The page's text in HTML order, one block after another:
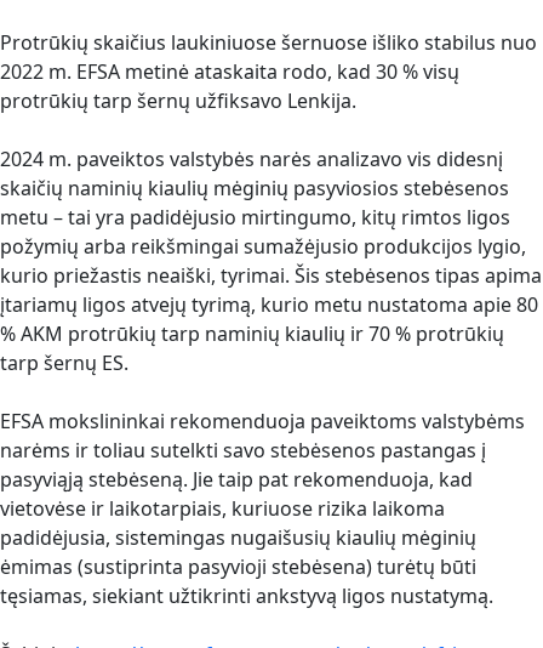
Protrūkių skaičius laukiniuose šernuose išliko stabilus nuo
2022 m. EFSA metinė ataskaita rodo, kad 30 % visų
protrūkių tarp šernų užfiksavo Lenkija.
2024 m. paveiktos valstybės narės analizavo vis didesnį
skaičių naminių kiaulių mėginių pasyviosios stebėsenos
metu – tai yra padidėjusio mirtingumo, kitų rimtos ligos
požymių arba reikšmingai sumažėjusio produkcijos lygio,
kurio priežastis neaiški, tyrimai. Šis stebėsenos tipas apima
įtariamų ligos atvejų tyrimą, kurio metu nustatoma apie 80
% AKM protrūkių tarp naminių kiaulių ir 70 % protrūkių
tarp šernų ES.
EFSA mokslininkai rekomenduoja paveiktoms valstybėms
narėms ir toliau sutelkti savo stebėsenos pastangas į
pasyviąją stebėseną. Jie taip pat rekomenduoja, kad
vietovėse ir laikotarpiais, kuriuose rizika laikoma
padidėjusia, sistemingas nugaišusių kiaulių mėginių
ėmimas (sustiprinta pasyvioji stebėsena) turėtų būti
tęsiamas, siekiant užtikrinti ankstyvą ligos nustatymą.